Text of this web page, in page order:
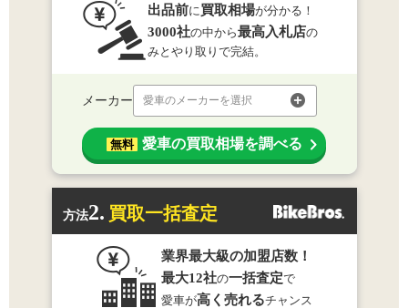
出品前に買取相場が分かる！
3000社の中から最高入札店の
みとやり取りで完結。
メーカー 愛車のメーカーを選択
無料 愛車の買取相場を調べる
方法2. 買取一括査定
業界最大級の加盟店数！
最大12社の一括査定で
愛車が高く売れるチャンス